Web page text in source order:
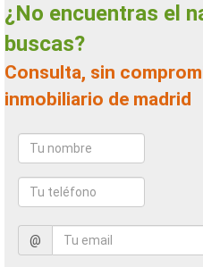
¿No encuentras el nave en venta que
buscas?
Consulta, sin compromiso, a un agente
inmobiliario de madrid
@